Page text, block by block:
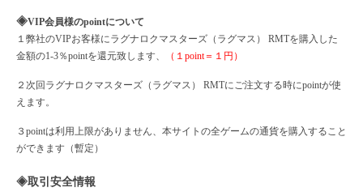
◈VIP会員様のpointについて
１弊社のVIPお客様にラグナロクマスターズ（ラグマス）
RMTを購入した
金額の1-3％pointを還元致します、
（１ point＝１円）
２次回 ラグナロクマスターズ（ラグマス）
RMTにご注文する時にpointが使
えます。
３ pointは利用上限がありません、本サイトの全ゲームの通貨を購入すること
ができます（暫定）
◈取引安全情報